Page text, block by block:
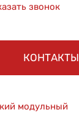
звонок
КОНТАКТЫ
модульный